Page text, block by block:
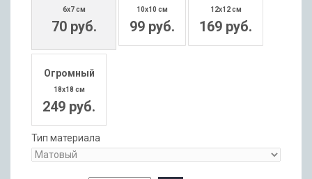
6x7 см
70 руб.
10x10 см
99 руб.
12x12 см
169 руб.
Огромный
18x18 см
249 руб.
Тип материала